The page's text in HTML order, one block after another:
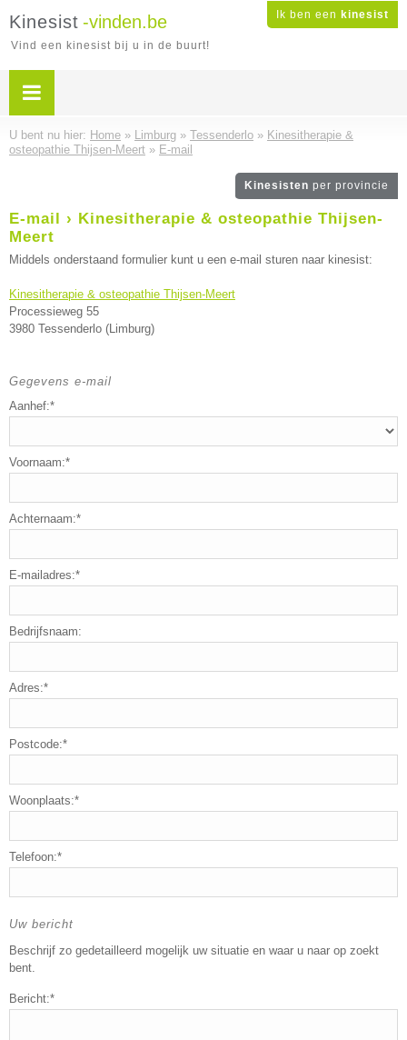
Ik ben een kinesist
Kinesist -vinden.be
Vind een kinesist bij u in de buurt!
U bent nu hier: Home » Limburg » Tessenderlo » Kinesitherapie &
osteopathie Thijsen-Meert » E-mail
Kinesisten per provincie
E-mail › Kinesitherapie & osteopathie Thijsen-
Meert
Middels onderstaand formulier kunt u een e-mail sturen naar kinesist:
Kinesitherapie & osteopathie Thijsen-Meert
Processieweg 55
3980 Tessenderlo (Limburg)
Gegevens e-mail
Aanhef:*
Voornaam:*
Achternaam:*
E-mailadres:*
Bedrijfsnaam:
Adres:*
Postcode:*
Woonplaats:*
Telefoon:*
Uw bericht
Beschrijf zo gedetailleerd mogelijk uw situatie en waar u naar op zoekt
bent.
Bericht:*